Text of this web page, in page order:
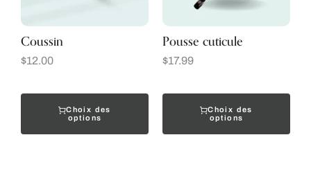
Coussin
$12.00
Choix des
options
Pousse cuticule
$17.99
Choix des
options